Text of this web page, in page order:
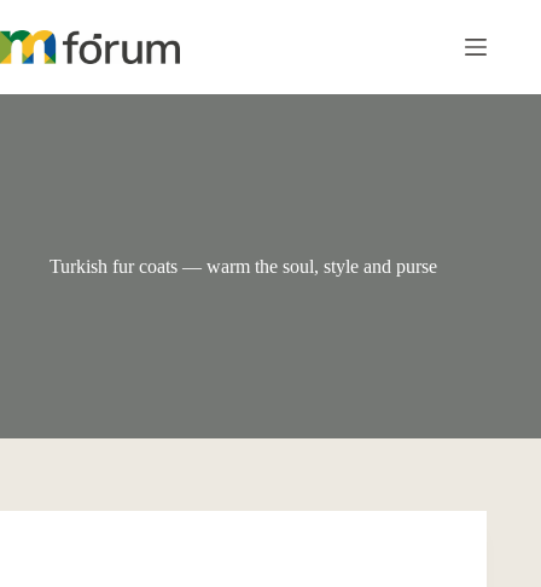
para
o
Turkish fur coats — warm the soul, style and purse